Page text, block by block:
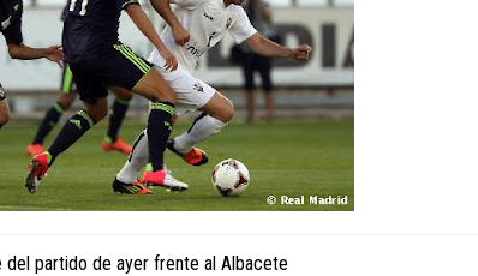
del partido de ayer frente al Albacete